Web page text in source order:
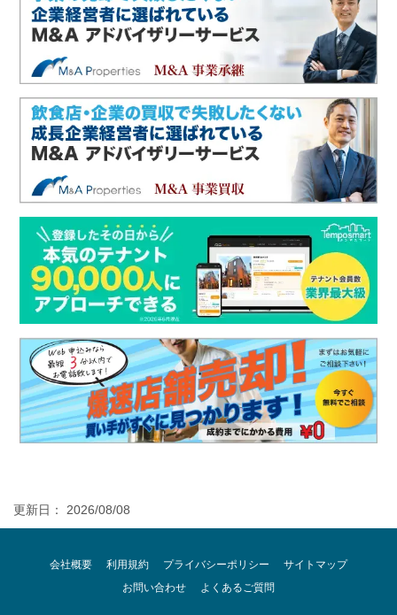
更新日： 2026/08/08
会社概要 利用規約 プライバシーポリシー
サイトマップ
お問い合わせ
よくあるご質問